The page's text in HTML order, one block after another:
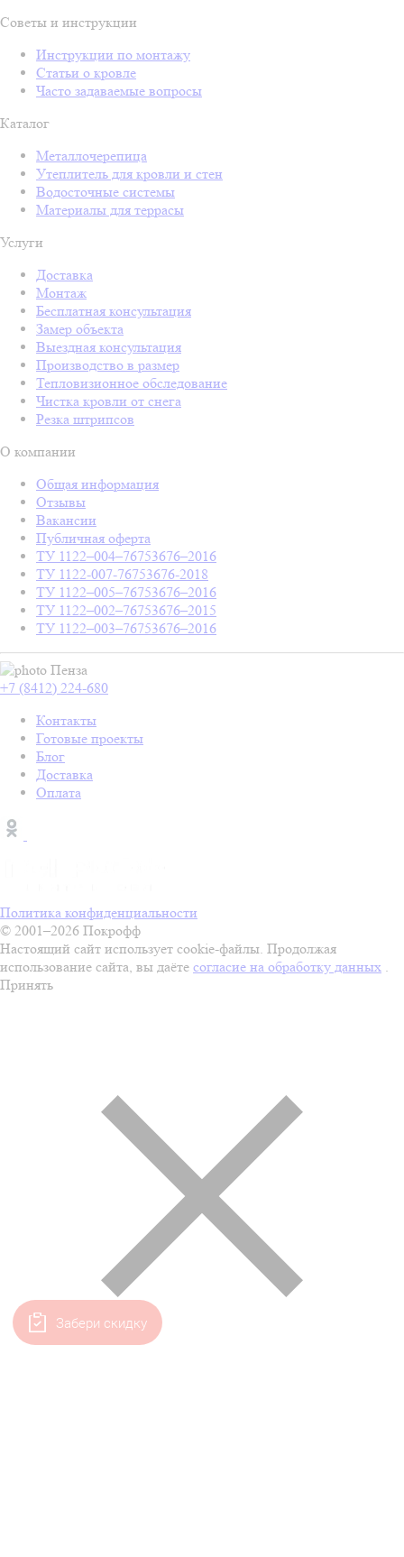
Советы и инструкции
Инструкции по монтажу
Статьи о кровле
Часто задаваемые вопросы
Каталог
Металлочерепица
Утеплитель для кровли и стен
Водосточные системы
Материалы для террасы
Услуги
Доставка
Монтаж
Бесплатная консультация
Замер объекта
Выездная консультация
Производство в размер
Тепловизионное обследование
Чистка кровли от снега
Резка штрипсов
О компании
Общая информация
Отзывы
Вакансии
Публичная оферта
ТУ 1122–004–76753676–2016
ТУ 1122-007-76753676-2018
ТУ 1122–005–76753676–2016
ТУ 1122–002–76753676–2015
ТУ 1122–003–76753676–2016
Пенза
+7 (8412) 224-680
Контакты
Готовые проекты
Блог
Доставка
Оплата
Политика конфиденциальности
© 2001–2026 Покрофф
Настоящий сайт использует cookie-файлы. Продолжая
использование сайта, вы даёте согласие на обработку данных .
Принять
Забери скидку